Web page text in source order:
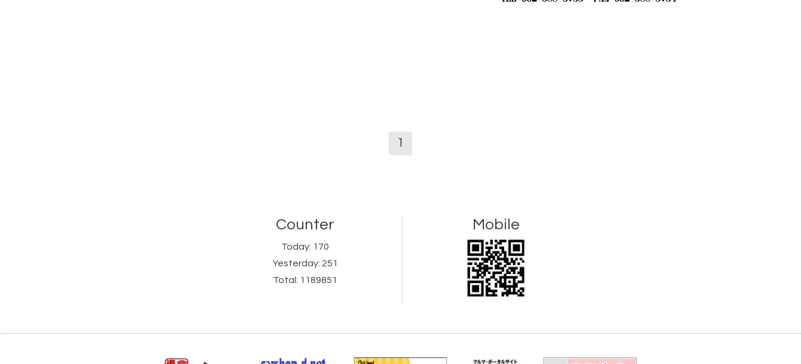
1
Counter
Today: 170
Yesterday: 251
Total: 1189851
Mobile